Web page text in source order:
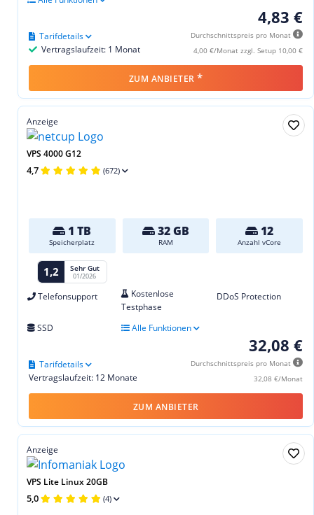
4,83 €
Durchschnittspreis pro Monat
4,00 €/Monat zzgl. Setup 10,00 €
Vertragslaufzeit: 1 Monat
Tarifdetails
ZUM ANBIETER *
Anzeige
VPS 4000 G12
4,7 (672)
1 TB
Speicherplatz
32 GB
RAM
12
Anzahl vCore
1,2 Sehr Gut
01/2026
Telefonsupport
Kostenlose
Testphase
DDoS Protection
SSD Alle Funktionen
32,08 €
Durchschnittspreis pro Monat
32,08 €/Monat
Vertragslaufzeit: 12 Monate
Tarifdetails
ZUM ANBIETER
Anzeige
VPS Lite Linux 20GB
5,0 (4)